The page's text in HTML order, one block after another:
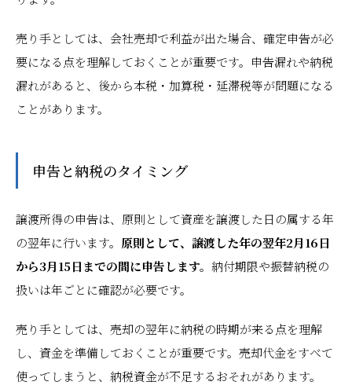
売り手としては、会社売却で利益が出た場合、確定申告が必
要になる点を理解しておくことが重要です。申告漏れや納税
漏れがあると、後から本税・加算税・延滞税等が問題になる
ことがあります。
申告と納税のタイミング
譲渡所得の申告は、原則として資産を譲渡した日の属する年
の翌年に行います。 原則として、譲渡した年の翌年2月16日
から3月15日までの間に申告します。 納付期限や振替納税の
扱いは年ごとに確認が必要です。
売り手としては、売却の翌年に納税の時期が来る点を理解
し、資金を準備しておくことが重要です。売却代金をすべて
使ってしまうと、納税資金が不足するおそれがあります。